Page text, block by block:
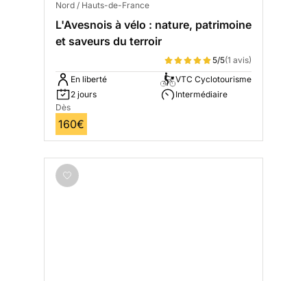
Nord / Hauts-de-France
L'Avesnois à vélo : nature, patrimoine
et saveurs du terroir
5/5(1 avis)
En liberté
2 jours
VTC Cyclotourisme
Intermédiaire
Dès
160€